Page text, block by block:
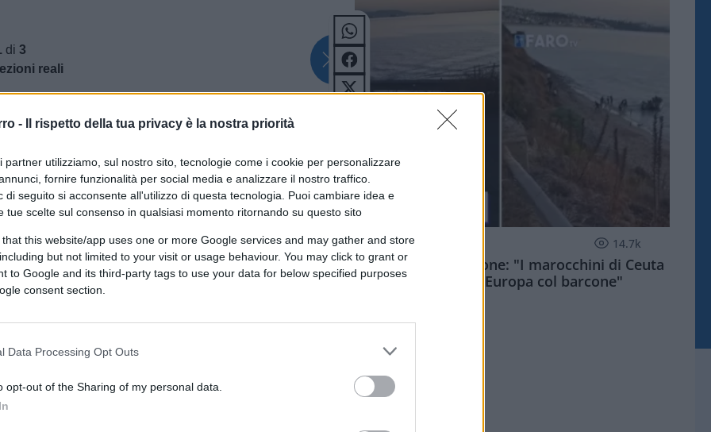
- Il rispetto della tua privacy è la nostra priorità
partner utilizziamo, sul nostro sito, tecnologie come i cookie per personalizzare
fornire funzionalità per social media e analizzare il nostro traffico.
di seguito si acconsente all'utilizzo di questa tecnologia. Puoi cambiare idea e
tue scelte sul consenso in qualsiasi momento ritornando su questo sito
that this website/app uses one or more Google services and may gather and store
but not limited to your visit or usage behaviour. You may click to grant or
to Google and its third-party tags to use your data for below specified purposes
consent section.
Data Processing Opt Outs
opt-out of the Sharing of my personal data.
di 3
reali
ESTERI 14.7k
Meloni aveva ragione: "I marocchini di Ceuta
sbarcano in Europa col barcone"